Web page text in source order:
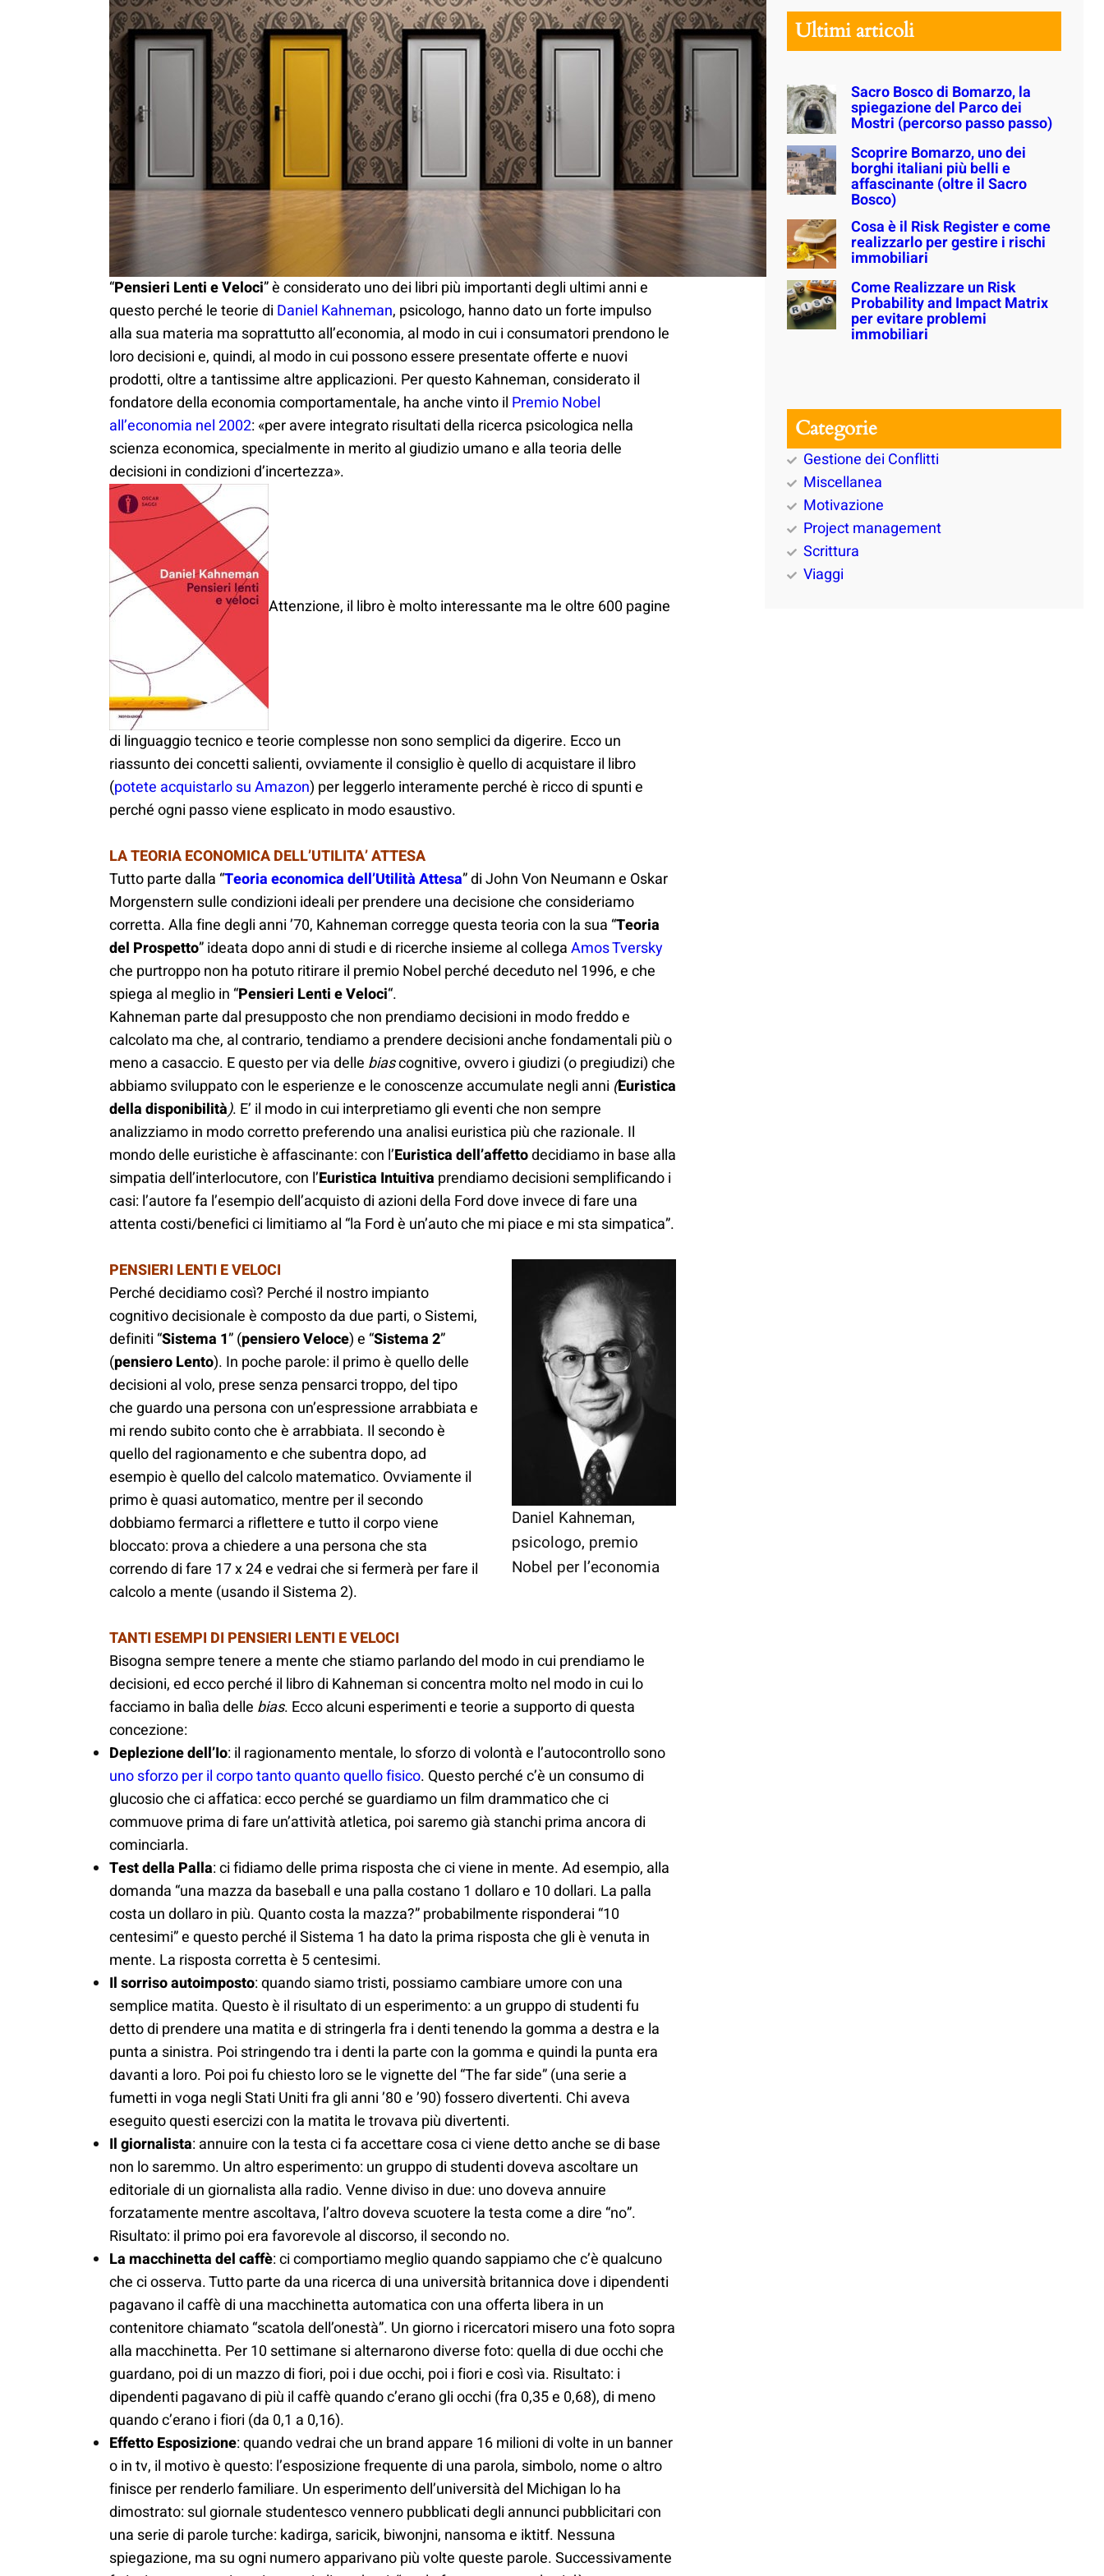
“Pensieri Lenti e Veloci” è considerato uno dei libri più importanti degli ultimi anni e
questo perché le teorie di Daniel Kahneman, psicologo, hanno dato un forte impulso
alla sua materia ma soprattutto all’economia, al modo in cui i consumatori prendono le
loro decisioni e, quindi, al modo in cui possono essere presentate offerte e nuovi
prodotti, oltre a tantissime altre applicazioni. Per questo Kahneman, considerato il
fondatore della economia comportamentale, ha anche vinto il Premio Nobel
all’economia nel 2002: «per avere integrato risultati della ricerca psicologica nella
scienza economica, specialmente in merito al giudizio umano e alla teoria delle
decisioni in condizioni d’incertezza».
Attenzione, il libro è molto interessante ma le oltre 600 pagine
di linguaggio tecnico e teorie complesse non sono semplici da digerire. Ecco un
riassunto dei concetti salienti, ovviamente il consiglio è quello di acquistare il libro
(potete acquistarlo su Amazon) per leggerlo interamente perché è ricco di spunti e
perché ogni passo viene esplicato in modo esaustivo.
LA TEORIA ECONOMICA DELL’UTILITA’ ATTESA
Tutto parte dalla “Teoria economica dell’Utilità Attesa” di John Von Neumann e Oskar
Morgenstern sulle condizioni ideali per prendere una decisione che consideriamo
corretta. Alla fine degli anni ’70, Kahneman corregge questa teoria con la sua “Teoria
del Prospetto” ideata dopo anni di studi e di ricerche insieme al collegaAmos Tversky
che purtroppo non ha potuto ritirare il premio Nobel perché deceduto nel 1996, e che
spiega al meglio in “Pensieri Lenti e Veloci“.
Kahneman parte dal presupposto che non prendiamo decisioni in modo freddo e
calcolato ma che, al contrario, tendiamo a prendere decisioni anche fondamentali più o
meno a casaccio. E questo per via delle biascognitive, ovvero i giudizi (o pregiudizi) che
abbiamo sviluppato con le esperienze e le conoscenze accumulate negli anni (Euristica
della disponibilità). E’ il modo in cui interpretiamo gli eventi che non sempre
analizziamo in modo corretto preferendo una analisi euristica più che razionale. Il
mondo delle euristiche è affascinante: con l’Euristica dell’affettodecidiamo in base alla
simpatia dell’interlocutore, con l’Euristica Intuitiva prendiamo decisioni semplificando i
casi: l’autore fa l’esempio dell’acquisto di azioni della Ford dove invece di fare una
attenta costi/benefici ci limitiamo al “la Ford è un’auto che mi piace e mi sta simpatica”.
Daniel Kahneman,
psicologo, premio
Nobel per l’economia
PENSIERI LENTI EVELOCI
Perché decidiamo così? Perché il nostro impianto
cognitivo decisionale è composto da due parti, o Sistemi,
definiti “Sistema 1” (pensiero Veloce) e “Sistema 2”
(pensiero Lento). In poche parole: il primo è quello delle
decisioni al volo, prese senza pensarci troppo, del tipo
che guardo una persona con un’espressione arrabbiata e
mi rendo subito conto che è arrabbiata. Il secondo è
quello del ragionamento e che subentra dopo, ad
esempio è quello del calcolo matematico. Ovviamente il
primo è quasi automatico, mentre per il secondo
dobbiamo fermarci a riflettere e tutto il corpo viene
bloccato: prova a chiedere a una persona che sta
correndo di fare 17 x 24 e vedrai che si fermerà per fare il
calcolo a mente (usando il Sistema 2).
TANTI ESEMPI DI PENSIERI LENTI E VELOCI
Bisogna sempre tenere a mente che stiamo parlando del modo in cui prendiamo le
decisioni, ed ecco perché il libro di Kahneman si concentra molto nel modo in cui lo
facciamo in balìa delle bias. Ecco alcuni esperimenti e teorie a supporto di questa
concezione:
Deplezione dell’Io: il ragionamento mentale, lo sforzo di volontà e l’autocontrollo sono
uno sforzo per il corpo tanto quanto quello fisico. Questo perché c’è un consumo di
glucosio che ci affatica: ecco perché se guardiamo un film drammatico che ci
commuove prima di fare un’attività atletica, poi saremo già stanchi prima ancora di
cominciarla.
Test della Palla: ci fidiamo delle prima risposta che ci viene in mente. Ad esempio, alla
domanda “una mazza da baseball e una palla costano 1 dollaro e 10 dollari. La palla
costa un dollaro in più. Quanto costa la mazza?” probabilmente risponderai “10
centesimi” e questo perché il Sistema 1 ha dato la prima risposta che gli è venuta in
mente. La risposta corretta è 5 centesimi.
Il sorriso autoimposto: quando siamo tristi, possiamo cambiare umore con una
semplice matita. Questo è il risultato di un esperimento: a un gruppo di studenti fu
detto di prendere una matita e di stringerla fra i denti tenendo la gomma a destra e la
punta a sinistra. Poi stringendo tra i denti la parte con la gomma e quindi la punta era
davanti a loro. Poi poi fu chiesto loro se le vignette del “The far side” (una serie a
fumetti in voga negli Stati Uniti fra gli anni ’80 e ’90) fossero divertenti. Chi aveva
eseguito questi esercizi con la matita le trovava più divertenti.
Il giornalista: annuire con la testa ci fa accettare cosa ci viene detto anche se di base
non lo saremmo. Un altro esperimento:un gruppo di studenti doveva ascoltare un
editoriale di un giornalista alla radio. Venne diviso in due: uno doveva annuire
forzatamente mentre ascoltava, l’altro doveva scuotere la testa come a dire “no”.
Risultato: il primo poi era favorevole al discorso, il secondo no.
La macchinetta del caffè: ci comportiamo meglio quando sappiamo che c’è qualcuno
che ci osserva. Tutto parte da una ricerca di una università britannica dove i dipendenti
pagavano il caffè di una macchinetta automatica con una offerta libera in un
contenitore chiamato “scatola dell’onestà”. Un giorno i ricercatori misero una foto sopra
alla macchinetta. Per 10 settimane si alternarono diverse foto: quella di due occhi che
guardano, poi di un mazzo di fiori, poi i due occhi, poi i fiori e così via. Risultato: i
dipendenti pagavano di più il caffè quando c’erano gli occhi (fra 0,35 e 0,68), di meno
quando c’erano i fiori (da 0,1 a 0,16).
Effetto Esposizione: quando vedrai che un brand appare 16 milioni di volte in un banner
o in tv, il motivo è questo: l’esposizione frequente di una parola, simbolo, nome o altro
finisce per renderlo familiare. Un esperimento dell’università del Michigan lo ha
dimostrato: sul giornale studentesco vennero pubblicati degli annunci pubblicitari con
una serie di parole turche: kadirga, saricik, biwonjni, nansoma e iktitf. Nessuna
spiegazione, ma su ogni numero apparivano più volte queste parole. Successivamente
Ultimi articoli
Sacro Bosco di Bomarzo, la
spiegazione del Parco dei
Mostri (percorso passo passo)
Scoprire Bomarzo, uno dei
borghi italiani più belli e
affascinante (oltre il Sacro
Bosco)
Cosa è il Risk Register e come
realizzarlo per gestire i rischi
immobiliari
Come Realizzare un Risk
Probability and Impact Matrix
per evitare problemi
immobiliari
Categorie
Gestione dei Conflitti
Miscellanea
Motivazione
Project management
Scrittura
Viaggi